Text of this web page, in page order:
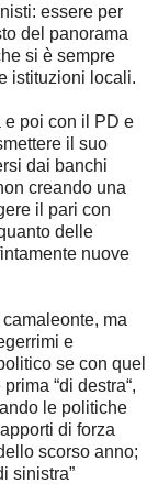
essere per
del panorama
si è sempre
istituzioni locali.
e poi con il PD e
il suo
dai banchi
creando una
il pari con
delle
nuove
ma
e
se con quel
“di destra“,
le politiche
di forza
scorso anno;
sinistra”